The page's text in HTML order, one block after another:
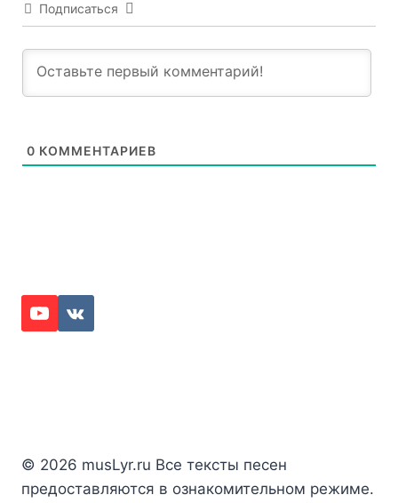
Подписаться
0 КОММЕНТАРИЕВ
© 2026 musLyr.ru Все тексты песен
предоставляются в ознакомительном режиме.